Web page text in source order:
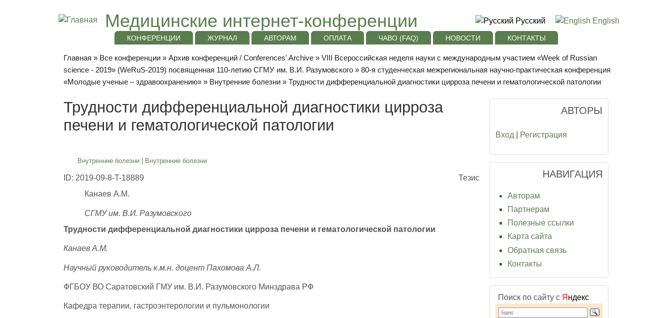
Медицинские интернет-конференции Русский English
КОНФЕРЕНЦИИ ЖУРНАЛ АВТОРАМ ОПЛАТА ЧАВО (FAQ) НОВОСТИ КОНТАКТЫ
Главная » Все конференции » Архив конференций / Conferences' Archive » VIII Всероссийская неделя науки с международным участием «Week of Russian
science - 2019» (WeRuS-2019) посвященная 110-летию СГМУ им. В.И. Разумовского » 80-я студенческая межрегиональная научно-практическая конференция
«Молодые ученые – здравоохранению» » Внутренние болезни » Трудности дифференциальной диагностики цирроза печени и гематологической патологии
Трудности дифференциальной диагностики цирроза
печени и гематологической патологии
Внутренние болезни| Внутренние болезни
ID: 2019-09-8-T-18889
Тезис
Канаев А.М.
СГМУ им. В.И. Разумовского
Трудности дифференциальной диагностики цирроза печени и гематологической патологии
Канаев А.М.
Научный руководитель к.м.н. доцент Пахомова А.Л.
ФГБОУ ВО Саратовский ГМУ им. В.И. Разумовского Минздрава РФ
Кафедра терапии, гастроэнтерологии и пульмонологии
АВТОРЫ
Вход Регистрация
НАВИГАЦИЯ
Авторам
Партнерам
Полезные ссылки
Карта сайта
Обратная связь
Контакты
Поиск по сайту с Я ндекс